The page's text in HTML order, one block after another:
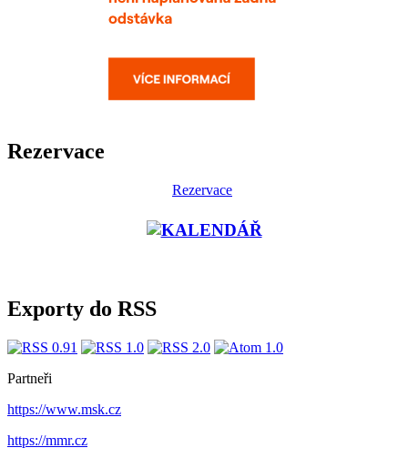
Rezervace
Rezervace
Exporty do RSS
Partneři
https://www.msk.cz
https://mmr.cz